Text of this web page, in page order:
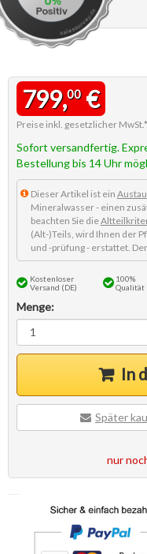
799,00€
Preise inkl. gesetzlicher
Sofort versandfertig.
Bestellung bis 14 Uhr
Dieser Artikel ist ein
Mineralwasser - einen
beachten Sie die
(Alt-)Teils, wird Ihnen der
und -prüfung - erstattet.
Kostenloser
Versand (DE)
100%
Qualität
Menge:
In
Später
nur